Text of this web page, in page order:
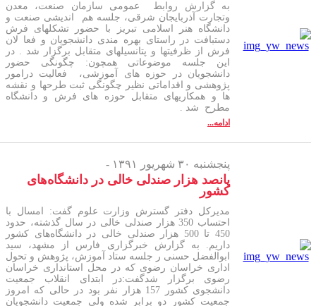
به گزارش روابط عمومی سازمان صنعت، معدن
وتجارت آذربایجان شرقی، جلسه هم اندیشی صنعت و
دانشگاه هنر اسلامی تبریز با حضور تشکلهای فرش
دستبافت در راستای بهره مندی دانشجویان و فعا لان
فرش از ظرفیتها و پتانسیلهای متقابل برگزار شد . در
این جلسه موضوعاتی همچون: چگونگی حضور
دانشجویان در حوزه های آموزشی، فعالیت درامور
پژوهشی و اقداماتی نظیر چگونگی ثبت طرحها و نقشه
ها و همکاریهای متقابل حوزه های فرش و دانشگاه
مطرح شد .
ادامه...
پنجشنبه ۳۰ شهریور ۱۳۹۱ -
پانصد هزار صندلی خالی در دانشگاه‌های
کشور
مدیرکل دفتر گسترش وزارت علوم گفت: امسال با
احتساب 350 هزار صندلی خالی در سال گذشته، حدود
450 تا 500 هزار صندلی خالی در دانشگاه‌های کشور
داریم. به گزارش خبرگزاری فارس از مشهد، سید
ابوالفضل حسنی ر جلسه ستاد آموزش، پژوهش و تحول
اداری خراسان رضوی که در محل استانداری خراسان
رضوی برگزار شدگفت:در ابتدای انقلاب جمعیت
دانشجوی کشور 157 هزار نفر بود در حالی که امروز
جمعیت کشور دو برابر شده ولی جمعیت دانشجویان